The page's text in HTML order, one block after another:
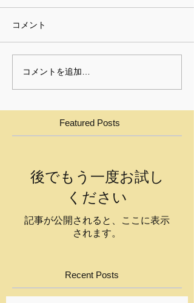
コメント
コメントを追加…
Featured Posts
後でもう一度お試し
ください
記事が公開されると、ここに表示
されます。
Recent Posts